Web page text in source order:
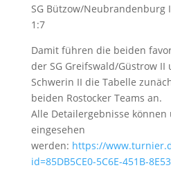
SG Bützow/Neubrandenburg
1:7
Damit führen die beiden
der SG Greifswald/Güstrow II
Schwerin II die Tabelle
beiden Rostocker Teams an.
Alle Detailergebnisse
eingesehen
werden: https://
id=85DB5CE0-5C6E-451B-